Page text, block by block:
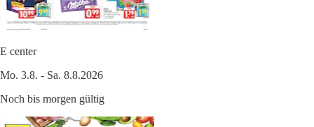
E center
Mo. 3.8. - Sa. 8.8.2026
Noch bis morgen gültig